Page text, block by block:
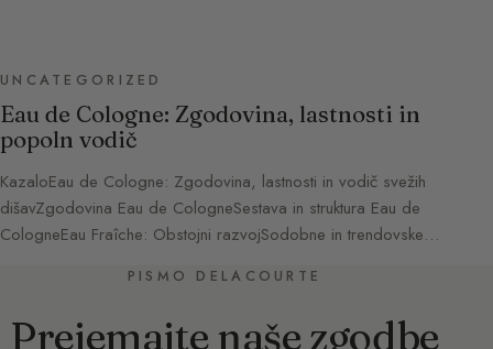
UNCATEGORIZED
Eau de Cologne: Zgodovina, lastnosti in
popoln vodič
KazaloEau de Cologne: Zgodovina, lastnosti in vodič svežih
dišavZgodovina Eau de CologneSestava in struktura Eau de
CologneEau Fraîche: Obstojni razvojSodobne in trendovske…
PISMO DELACOURTE
Prejemajte naše zgodbe